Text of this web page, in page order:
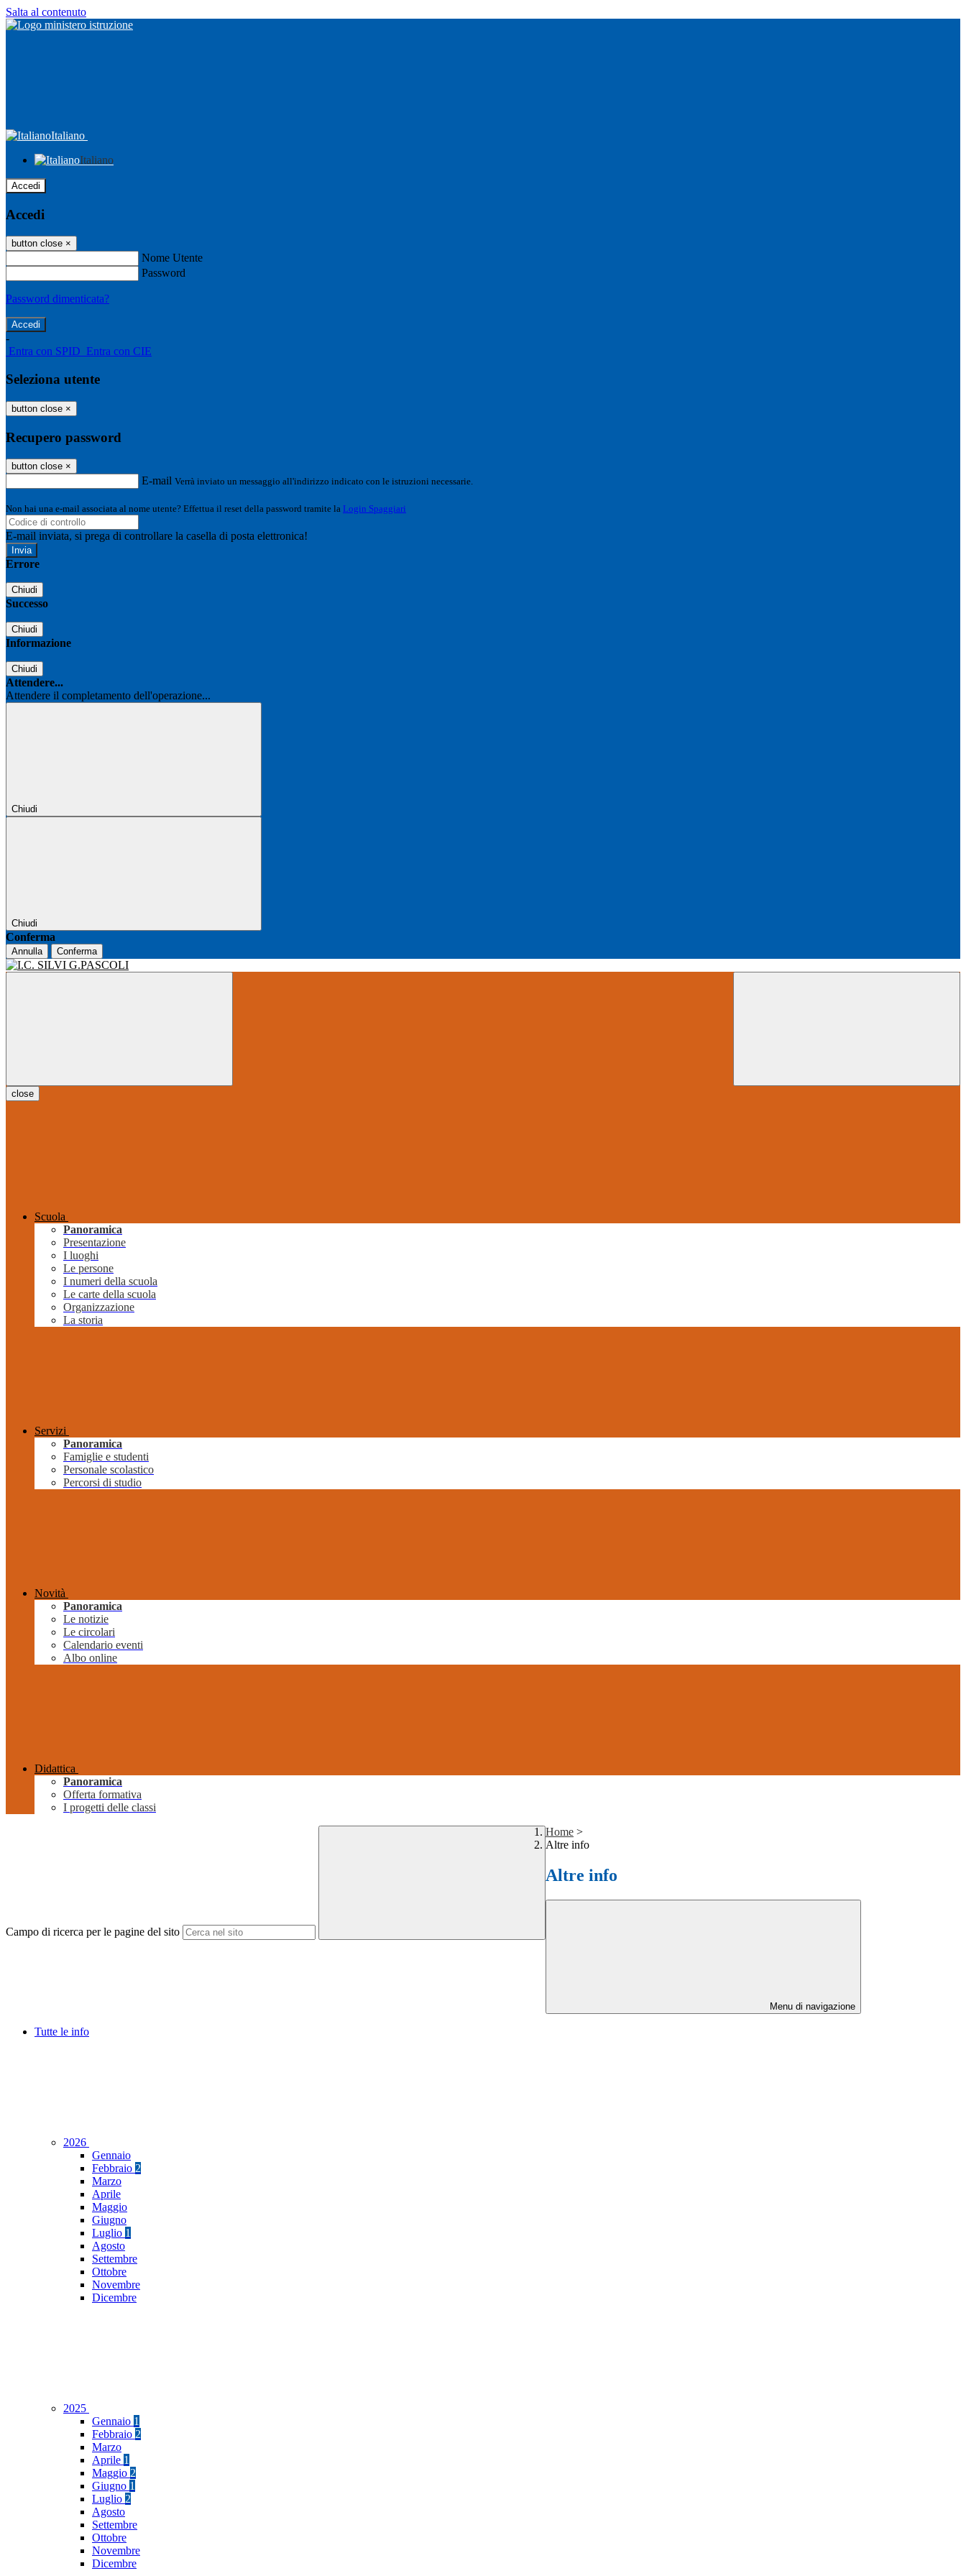
Salta al contenuto
Italiano
Italiano
Accedi
Accedi
button close ×
Nome Utente
Password
Password dimenticata?
-
Entra con SPID Entra con CIE
Seleziona utente
button close ×
Recupero password
button close ×
E-mail Verrà inviato un messaggio all'indirizzo indicato con le istruzioni necessarie.
Non hai una e-mail associata al nome utente? Effettua il reset della password tramite la Login Spaggiari
E-mail inviata, si prega di controllare la casella di posta elettronica!
Errore
Chiudi
Successo
Chiudi
Informazione
Chiudi
Attendere...
Attendere il completamento dell'operazione...
Chiudi
Chiudi
Conferma
Annulla Conferma
close
Scuola
Panoramica
Presentazione
I luoghi
Le persone
I numeri della scuola
Le carte della scuola
Organizzazione
La storia
Servizi
Panoramica
Famiglie e studenti
Personale scolastico
Percorsi di studio
Novità
Panoramica
Le notizie
Le circolari
Calendario eventi
Albo online
Didattica
Panoramica
Offerta formativa
I progetti delle classi
Campo di ricerca per le pagine del sito
Home >
Altre info
Altre info
Menu di navigazione
Tutte le info
2026
Gennaio
Febbraio 2
Marzo
Aprile
Maggio
Giugno
Luglio 1
Agosto
Settembre
Ottobre
Novembre
Dicembre
2025
Gennaio 1
Febbraio 2
Marzo
Aprile 1
Maggio 2
Giugno 1
Luglio 2
Agosto
Settembre
Ottobre
Novembre
Dicembre